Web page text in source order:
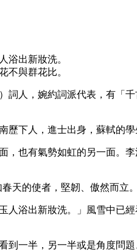
浴出新妝洗。
不與群花比。
人，婉約詞派代表，有「
下人，進士出身，蘇軾的
也有氣勢如虹的另一面。
天的使者，堅韌、傲然而立。
人浴出新妝洗。」風雪中
到一半，另一半或是角度問題